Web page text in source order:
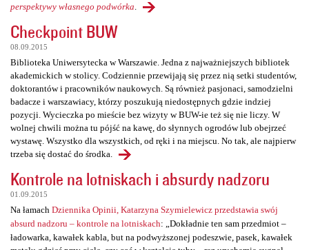
perspektywy własnego podwórka
Checkpoint BUW
08.09.2015
Biblioteka Uniwersytecka w Warszawie. Jedna z najważniejszych bibliotek
akademickich w stolicy. Codziennie przewijają się przez nią setki studentów,
doktorantów i pracowników naukowych. Są również pasjonaci, samodzielni
badacze i warszawiacy, którzy poszukują niedostępnych gdzie indziej
pozycji. Wycieczka po mieście bez wizyty w BUW-ie też się nie liczy. W
wolnej chwili można tu pójść na kawę, do słynnych ogrodów lub obejrzeć
wystawę. Wszystko dla wszystkich, od ręki i na miejscu. No tak, ale najpierw
trzeba się dostać do środka.
Kontrole na lotniskach i absurdy nadzoru
01.09.2015
Na łamach Dziennika Opinii, Katarzyna Szymielewicz przedstawia swój
absurd nadzoru – kontrole na lotniskach: „Dokładnie ten sam przedmiot –
ładowarka, kawałek kabla, but na podwyższonej podeszwie, pasek, kawałek